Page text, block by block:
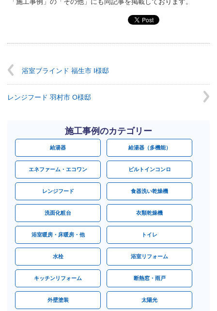
浴室ブラインド 福生市 I様邸
レンジフード 羽村市 O様邸
施工事例のカテゴリー
給湯器 給湯器（多機能）
エネファーム・エコワン ビルトインコンロ
レンジフード 食器洗い乾燥機
洗面化粧台 衣類乾燥機
浴室暖房・床暖房・他 トイレ
水栓 浴室リフォーム
キッチンリフォーム 断熱窓・雨戸
外壁塗装 太陽光